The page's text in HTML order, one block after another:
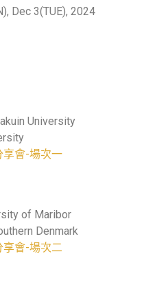
Dec 3(TUE), 2024
University
享會-場次一
of Maribor
Denmark
享會-場次二